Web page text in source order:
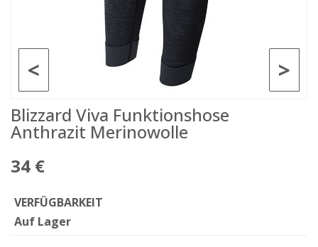
>
<
Blizzard Viva Funktionshose
Anthrazit Merinowolle
34 €
VERFÜGBARKEIT
Auf Lager